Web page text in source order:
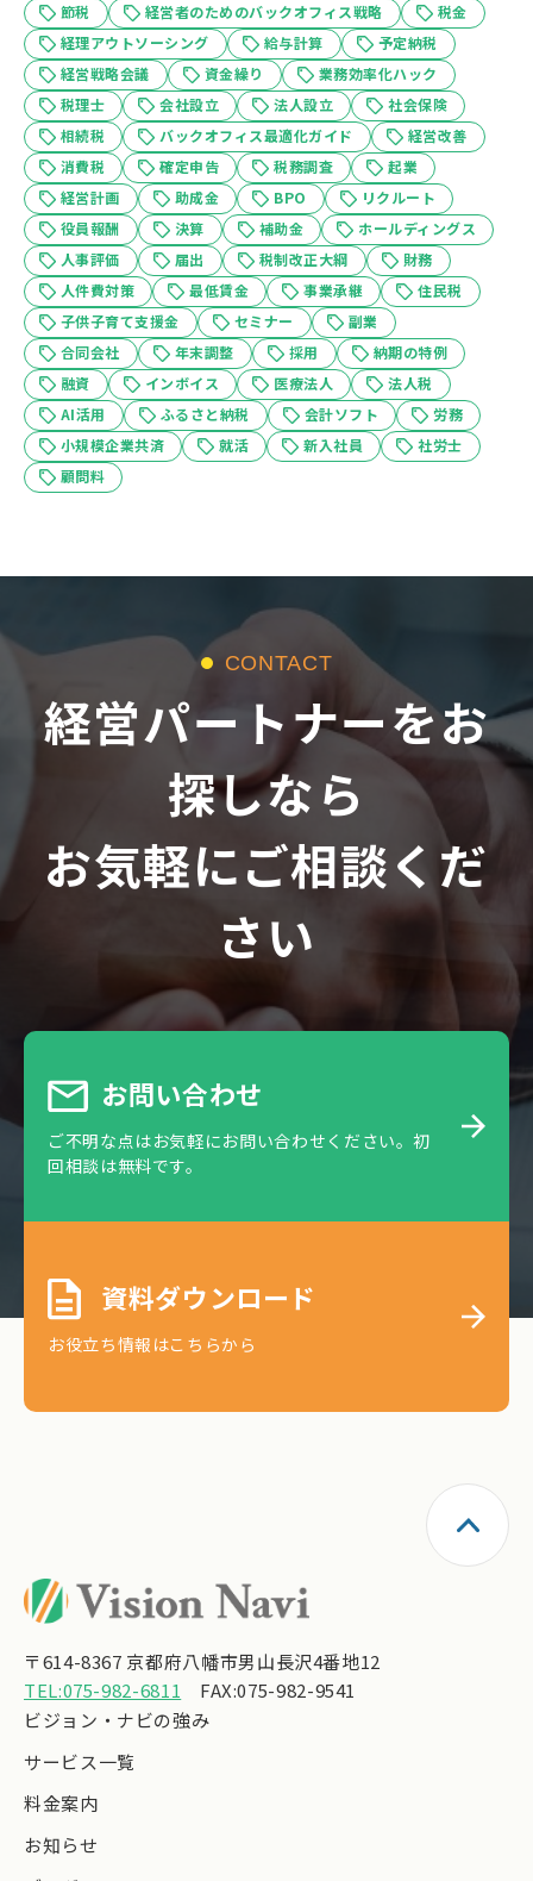
節税 経営者のためのバックオフィス戦略
税金
経理アウトソーシング
給与計算
予定納税
経営戦略会議
資金繰り
業務効率化ハック
税理士
会社設立 法人設立
社会保険
相続税
バックオフィス最適化ガイド
経営改善
消費税
確定申告 税務調査
起業
経営計画
助成金 BPO
リクルート
役員報酬
決算 補助金
ホールディングス
人事評価
届出 税制改正大綱
財務
人件費対策
最低賃金 事業承継
住民税
子供子育て支援金
セミナー
副業
合同会社
年末調整 採用
納期の特例
融資
インボイス 医療法人
法人税
AI活用
ふるさと納税 会計ソフト
労務
小規模企業共済
就活 新入社員
社労士
顧問料
CONTACT
経営パートナーをお
探しなら
お気軽にご相談くだ
さい
お問い合わせ
ご不明な点はお気軽にお問い合わせください。初
回相談は無料です。
資料ダウンロード
お役立ち情報はこちらから
〒614-8367 京都府八幡市男山長沢4番地12
TEL:075-982-6811
FAX:075-982-9541
ビジョン・ナビの強み
サービス一覧
料金案内
お知らせ